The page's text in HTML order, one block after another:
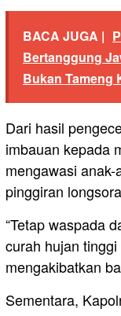
BACA JUGA |
Bertanggung
Bukan Tameng
Dari hasil
imbauan kepada
mengawasi
pinggiran
“Tetap waspada
curah hujan
mengakibatkan
Sementara,